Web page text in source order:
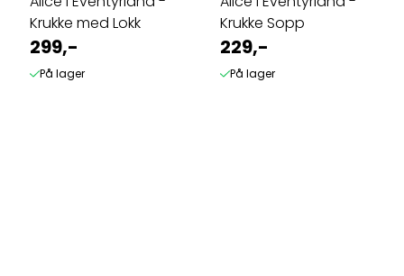
Krukke med Lokk
299,-
På lager
Krukke Sopp
229,-
På lager